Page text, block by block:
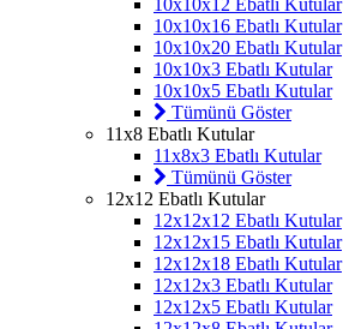
10x10x16 Ebatlı Kutular
10x10x20 Ebatlı Kutular
10x10x3 Ebatlı Kutular
10x10x5 Ebatlı Kutular
Tümünü Göster
11x8 Ebatlı Kutular
11x8x3 Ebatlı Kutular
Tümünü Göster
12x12 Ebatlı Kutular
12x12x12 Ebatlı Kutular
12x12x15 Ebatlı Kutular
12x12x18 Ebatlı Kutular
12x12x3 Ebatlı Kutular
12x12x5 Ebatlı Kutular